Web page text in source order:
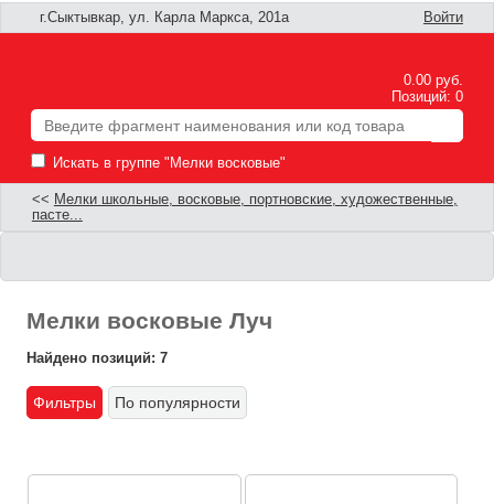
г.Сыктывкар, ул. Карла Маркса, 201а Войти
0.00 руб.
Позиций: 0
Искать в группе "Мелки восковые"
<< Мелки школьные, восковые, портновские, художественные,
пасте...
Мелки восковые Луч
Найдено позиций: 7
Фильтры По популярности